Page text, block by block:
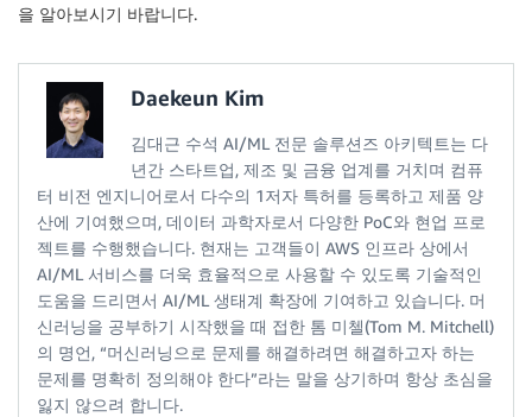
을 알아보시기 바랍니다.
Daekeun Kim
김대근 수석 AI/ML 전문 솔루션즈 아키텍트는 다
년간 스타트업, 제조 및 금융 업계를 거치며 컴퓨
터 비전 엔지니어로서 다수의 1저자 특허를 등록하고 제품 양
산에 기여했으며, 데이터 과학자로서 다양한 PoC와 현업 프로
젝트를 수행했습니다. 현재는 고객들이 AWS 인프라 상에서
AI/ML 서비스를 더욱 효율적으로 사용할 수 있도록 기술적인
도움을 드리면서 AI/ML 생태계 확장에 기여하고 있습니다. 머
신러닝을 공부하기 시작했을 때 접한 톰 미첼(Tom M. Mitchell)
의 명언, “머신러닝으로 문제를 해결하려면 해결하고자 하는
문제를 명확히 정의해야 한다”라는 말을 상기하며 항상 초심을
잃지 않으려 합니다.